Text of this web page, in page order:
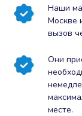
Наши
Москве
вызов
Они
месте.